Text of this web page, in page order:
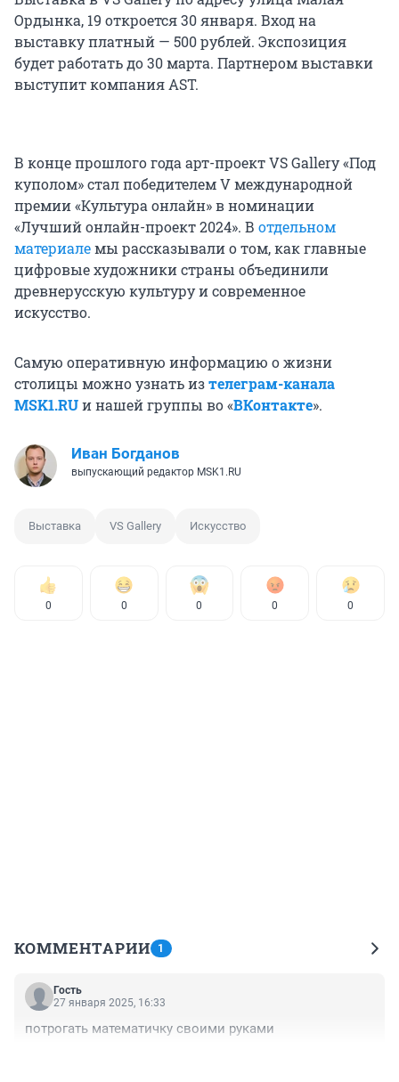
Ордынка, 19 откроется 30 января. Вход на
выставку платный — 500 рублей. Экспозиция
будет работать до 30 марта. Партнером выставки
выступит компания AST.
В конце прошлого года арт-проект VS Gallery «Под
куполом» стал победителем V международной
премии «Культура онлайн» в номинации
«Лучший онлайн-проект 2024». В отдельном
материалемы рассказывали о том, как главные
цифровые художники страны объединили
древнерусскую культуру и современное
искусство.
Самую оперативную информацию о жизни
столицы можно узнать изтелеграм-канала
MSK1.RUи нашей группы во «ВКонтакте».
Иван Богданов
выпускающий редактор MSK1.RU
Выставка VS Gallery Искусство
0 0 0 0 0
КОММЕНТАРИИ 1
Гость
27 января 2025, 16:33
потрогать математичку своими руками